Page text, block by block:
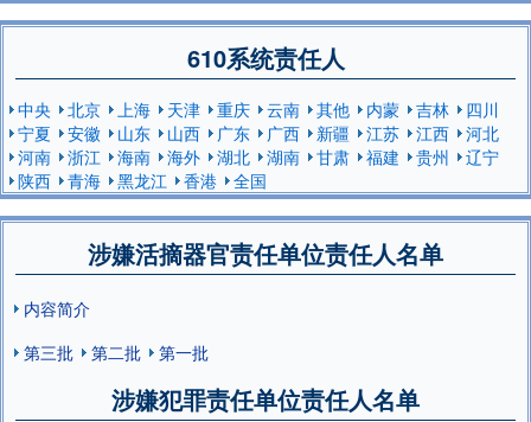
610系统责任人
中央 北京 上海 天津 重庆 云南 其他 内蒙 吉林
四川
宁夏
安徽 山东 山西 广东 广西 新疆 江苏 江西
河北
河南
浙江 海南 海外 湖北 湖南 甘肃 福建 贵州
辽宁
陕西
青海 黑龙江 香港 全国
涉嫌活摘器官责任单位责任人名单
内容简介
第三批
第二批 第一批
涉嫌犯罪责任单位责任人名单